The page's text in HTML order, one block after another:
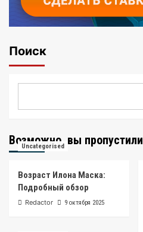
Поиск
Возможно, вы пропустили
Uncategorised
Возраст Илона Маска:
Подробный обзор
Redactor 9 октября 2025